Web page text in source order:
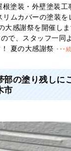
塗装・外壁塗装工
ムカバーの塗装を
大感謝祭を開催し
で、スタッフ一同
夏の大感謝祭 ･･･
の塗り残しに
市